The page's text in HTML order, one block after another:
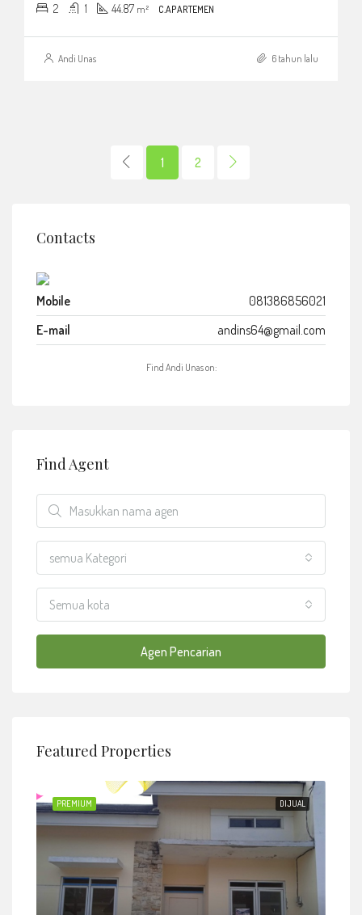
2 1 44.87 m² C.APARTEMEN
Andi Unas 6 tahun lalu
1 2
Contacts
Mobile
081386856021
E-mail
andins64@gmail.com
Find Andi Unas on:
Find Agent
semua Kategori
Semua kota
Agen Pencarian
Featured Properties
DIJUAL
PREMIUM